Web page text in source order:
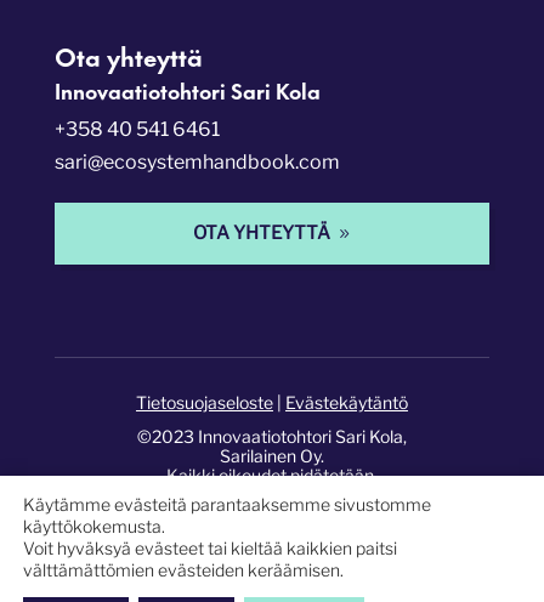
Ota yhteyttä
Innovaatiotohtori Sari Kola
+358 40 541 6461
sari@ecosystemhandbook.com
OTA YHTEYTTÄ
©2023 Innovaatiotohtori Sari Kola,
Sarilainen Oy.
Kaikki oikeudet pidätetään.
Sivusto:Pixelwork Studios.
Tietosuojaseloste| Evästekäytäntö
Käytämme evästeitä parantaaksemme sivustomme
käyttökokemusta.
Voit hyväksyä evästeet tai kieltää kaikkien paitsi
välttämättömien evästeiden keräämisen.